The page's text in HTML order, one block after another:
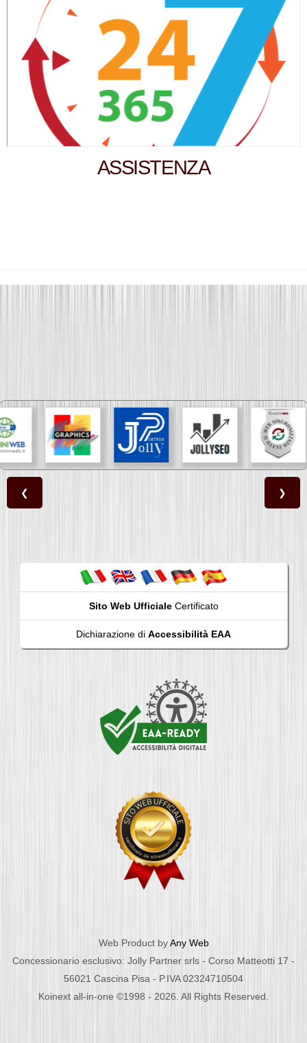
ASSISTENZA
❮ ❯
Sito Web UfficialeCertificato
Dichiarazione di Accessibilità EAA
Web Product byAny Web
Concessionario esclusivo: Jolly Partner srls - Corso Matteotti 17 -
56021 Cascina Pisa - P.IVA 02324710504
Koinext all-in-one ©1998 - 2026. All Rights Reserved.